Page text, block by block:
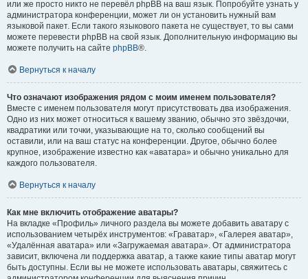
или же просто никто не перевёл phpBB на ваш язык. Попробуйте узнать у
администратора конференции, может ли он установить нужный вам
языковой пакет. Если такого языкового пакета не существует, то вы сами
можете перевести phpBB на свой язык. Дополнительную информацию вы
можете получить на сайте phpBB®.
Вернуться к началу
Что означают изображения рядом с моим именем пользователя?
Вместе с именем пользователя могут присутствовать два изображения.
Одно из них может относиться к вашему званию, обычно это звёздочки,
квадратики или точки, указывающие на то, сколько сообщений вы
оставили, или на ваш статус на конференции. Другое, обычно более
крупное, изображение известно как «аватара» и обычно уникально для
каждого пользователя.
Вернуться к началу
Как мне включить отображение аватары?
На вкладке «Профиль» личного раздела вы можете добавить аватару с
использованием четырёх инструментов: «Граватар», «Галерея аватар»,
«Удалённая аватара» или «Загружаемая аватара». От администратора
зависит, включена ли поддержка аватар, а также какие типы аватар могут
быть доступны. Если вы не можете использовать аватары, свяжитесь с